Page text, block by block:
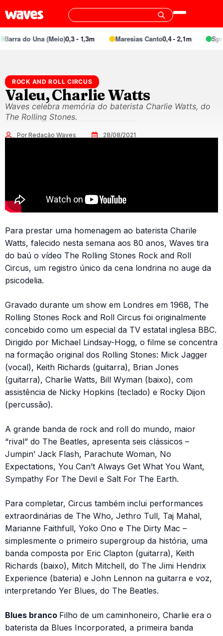
do Una (Meio)0,3 - 1,3m Maresias Canto0,4 - 2,1m Special
ROCK AND ROLL CIRCUS
Valeu, Charlie Watts
Waves celebra memória do baterista Charlie Watts, do
The Rolling Stones.
Por Redação Waves 28/08/2021
Para prestar uma homenagem ao baterista Charile
Watts, falecido nesta semana aos 80 anos, Waves tira
do baú o vídeo The Rolling Stones Rock and Roll
Circus, um registro único da cena londrina no auge da
psicodelia.
Gravado durante um show em Londres em 1968, The
Rolling Stones Rock and Roll Circus foi originalmente
concebido como um especial da TV estatal inglesa BBC.
Dirigido por Michael Lindsay-Hogg, o filme se concentra
na formação original dos Rolling Stones: Mick Jagger
(vocal), Keith Richards (guitarra), Brian Jones
(guitarra), Charlie Watts, Bill Wyman (baixo), com
assistência de Nicky Hopkins (teclado) e Rocky Dijon
(percussão).
A grande banda de rock and roll do mundo, maior
“rival” do The Beatles, apresenta seis clássicos –
Jumpin’ Jack Flash, Parachute Woman, No
Expectations, You Can’t Always Get What You Want,
Sympathy For The Devil e Salt For The Earth.
Para completar, Circus também inclui performances
extraordinárias de The Who, Jethro Tull, Taj Mahal,
Marianne Faithfull, Yoko Ono e The Dirty Mac –
simplesmente o primeiro supergroup da história, uma
banda composta por Eric Clapton (guitarra), Keith
Richards (baixo), Mitch Mitchell, do The Jimi Hendrix
Experience (bateria) e John Lennon na guitarra e voz,
interpretando Yer Blues, do The Beatles.
Blues branco Filho de um caminhoneiro, Charlie era o
baterista da Blues Incorporated, a primeira banda